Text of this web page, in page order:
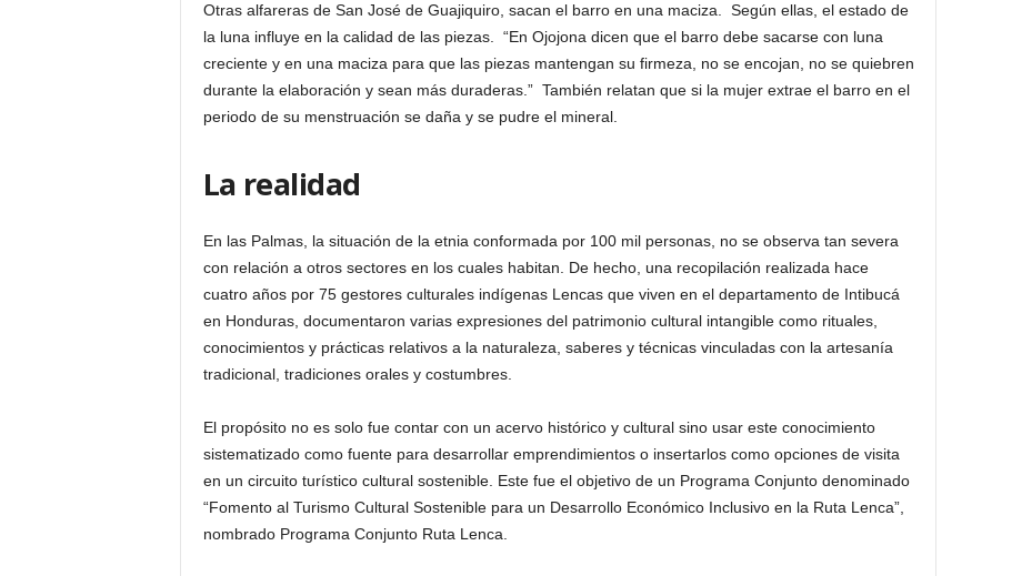
Otras alfareras de San José de Guajiquiro, sacan el barro en una maciza. Según ellas, el estado de
la luna influye en la calidad de las piezas. “En Ojojona dicen que el barro debe sacarse con luna
creciente y en una maciza para que las piezas mantengan su firmeza, no se encojan, no se quiebren
durante la elaboración y sean más duraderas.” También relatan que si la mujer extrae el barro en el
periodo de su menstruación se daña y se pudre el mineral.
La realidad
En las Palmas, la situación de la etnia conformada por 100 mil personas, no se observa tan severa
con relación a otros sectores en los cuales habitan. De hecho, una recopilación realizada hace
cuatro años por 75 gestores culturales indígenas Lencas que viven en el departamento de Intibucá
en Honduras, documentaron varias expresiones del patrimonio cultural intangible como rituales,
conocimientos y prácticas relativos a la naturaleza, saberes y técnicas vinculadas con la artesanía
tradicional, tradiciones orales y costumbres.
El propósito no es solo fue contar con un acervo histórico y cultural sino usar este conocimiento
sistematizado como fuente para desarrollar emprendimientos o insertarlos como opciones de visita
en un circuito turístico cultural sostenible. Este fue el objetivo de un Programa Conjunto denominado
“Fomento al Turismo Cultural Sostenible para un Desarrollo Económico Inclusivo en la Ruta Lenca”,
nombrado Programa Conjunto Ruta Lenca.